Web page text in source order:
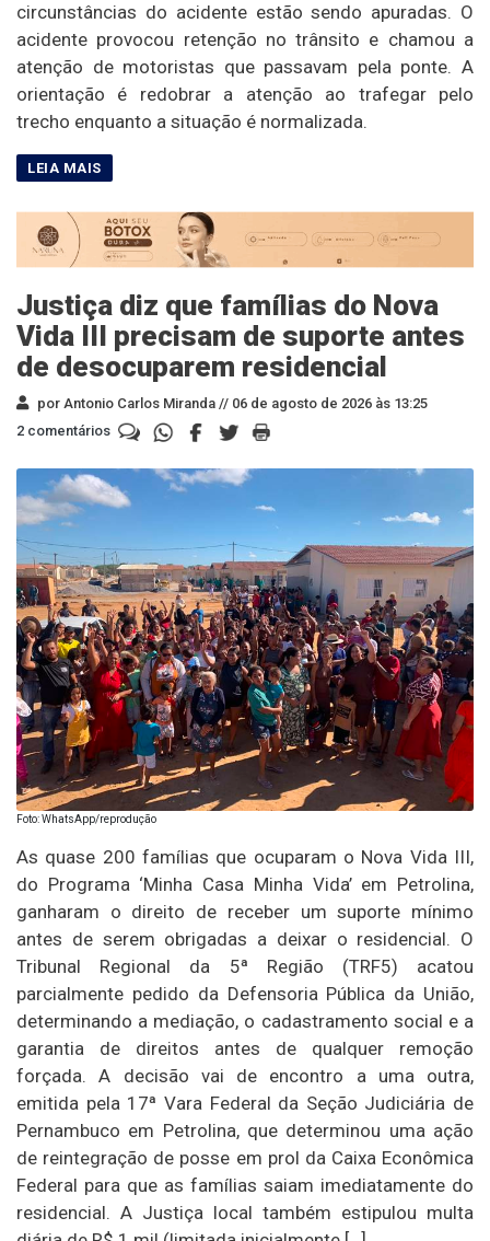
circunstâncias do acidente estão sendo apuradas. O
acidente provocou retenção no trânsito e chamou a
atenção de motoristas que passavam pela ponte. A
orientação é redobrar a atenção ao trafegar pelo
trecho enquanto a situação é normalizada.
Justiça diz que famílias do Nova
Vida III precisam de suporte antes
de desocuparem residencial
por Antonio Carlos Miranda // 06 de agosto de 2026 às 13:25
2 comentários
Foto: WhatsApp/reprodução
As quase 200 famílias que ocuparam o Nova Vida III,
do Programa ‘Minha Casa Minha Vida’ em Petrolina,
ganharam o direito de receber um suporte mínimo
antes de serem obrigadas a deixar o residencial. O
Tribunal Regional da 5ª Região (TRF5) acatou
parcialmente pedido da Defensoria Pública da União,
determinando a mediação, o cadastramento social e a
garantia de direitos antes de qualquer remoção
forçada. A decisão vai de encontro a uma outra,
emitida pela 17ª Vara Federal da Seção Judiciária de
Pernambuco em Petrolina, que determinou uma ação
de reintegração de posse em prol da Caixa Econômica
Federal para que as famílias saiam imediatamente do
residencial. A Justiça local também estipulou multa